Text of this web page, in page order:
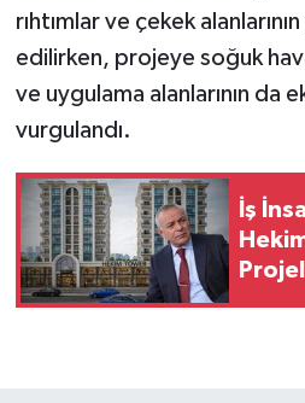
rıhtımlar ve çekek
edilirken, projeye soğuk
ve uygulama alanlarının da
vurgulandı.
İş